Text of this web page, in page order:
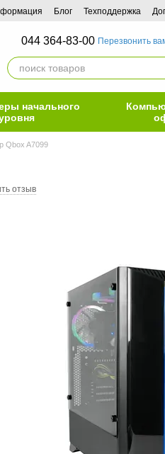
Блог Техподдержка
044 364-83-00 Перезвонить
начального
Qbox A7099
отзыв